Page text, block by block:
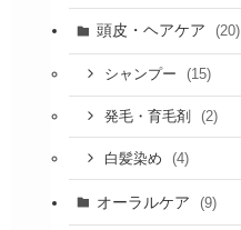
頭皮・ヘアケア (20)
シャンプー (15)
発毛・育毛剤 (2)
白髪染め (4)
オーラルケア (9)